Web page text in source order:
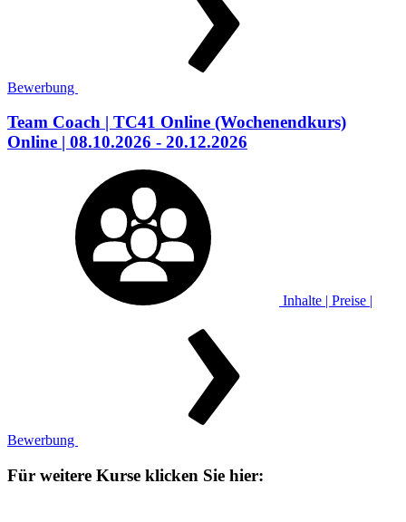
Bewerbung
Team Coach | TC41 Online (Wochenendkurs)
Online | 08.10.2026 - 20.12.2026
Inhalte | Preise |
Bewerbung
Für weitere Kurse klicken Sie hier: